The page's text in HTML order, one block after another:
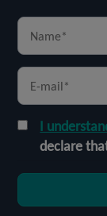
I
declare